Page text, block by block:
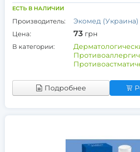
ЕСТЬ В НАЛИЧИИ
Производитель: Экомед (Украина)
Цена: 73 грн
В категории:
Подробнее